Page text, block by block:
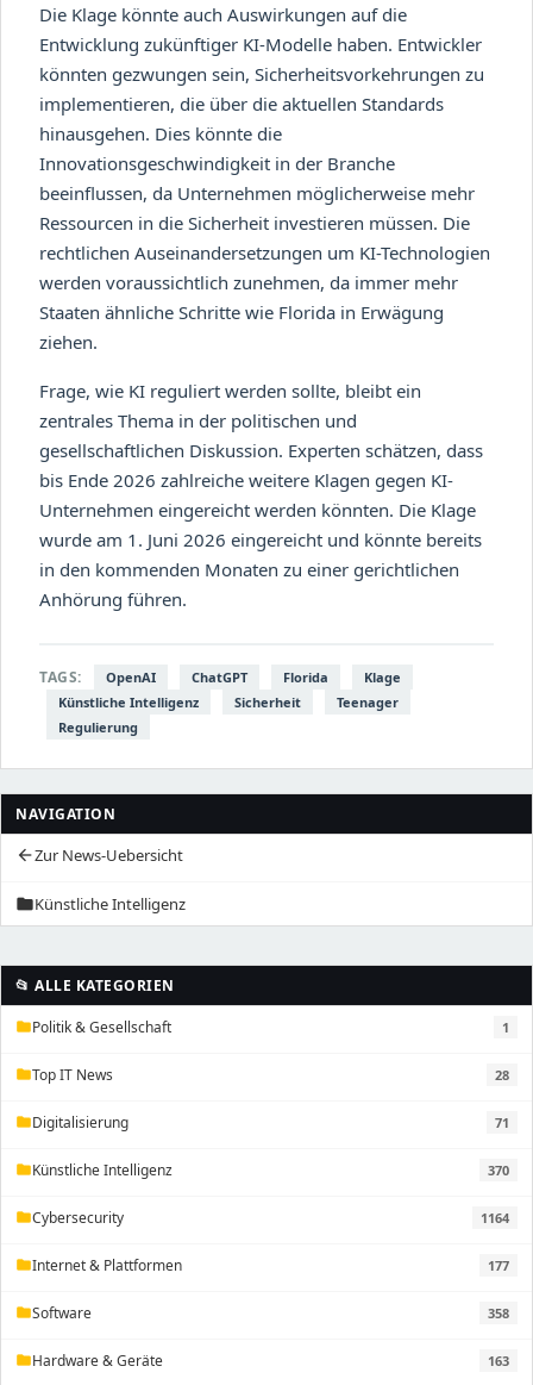
NAVIGATION
arrow_backZur News-Uebersicht
folderKünstliche Intelligenz
📂 ALLE KATEGORIEN
folderPolitik & Gesellschaft 1
folderTop IT News 28
folderDigitalisierung 71
folderKünstliche Intelligenz 370
folderCybersecurity 1164
folderInternet & Plattformen 177
folderSoftware 358
folderHardware & Geräte 163
Die Klage könnte auch Auswirkungen auf die
Entwicklung zukünftiger KI-Modelle haben. Entwickler
könnten gezwungen sein, Sicherheitsvorkehrungen zu
implementieren, die über die aktuellen Standards
hinausgehen. Dies könnte die
Innovationsgeschwindigkeit in der Branche
beeinflussen, da Unternehmen möglicherweise mehr
Ressourcen in die Sicherheit investieren müssen. Die
rechtlichen Auseinandersetzungen um KI-Technologien
werden voraussichtlich zunehmen, da immer mehr
Staaten ähnliche Schritte wie Florida in Erwägung
ziehen.
Frage, wie KI reguliert werden sollte, bleibt ein
zentrales Thema in der politischen und
gesellschaftlichen Diskussion. Experten schätzen, dass
bis Ende 2026 zahlreiche weitere Klagen gegen KI-
Unternehmen eingereicht werden könnten. Die Klage
wurde am 1. Juni 2026 eingereicht und könnte bereits
in den kommenden Monaten zu einer gerichtlichen
Anhörung führen.
TAGS: OpenAI ChatGPT Florida
Klage
Künstliche Intelligenz
Sicherheit
Teenager
Regulierung